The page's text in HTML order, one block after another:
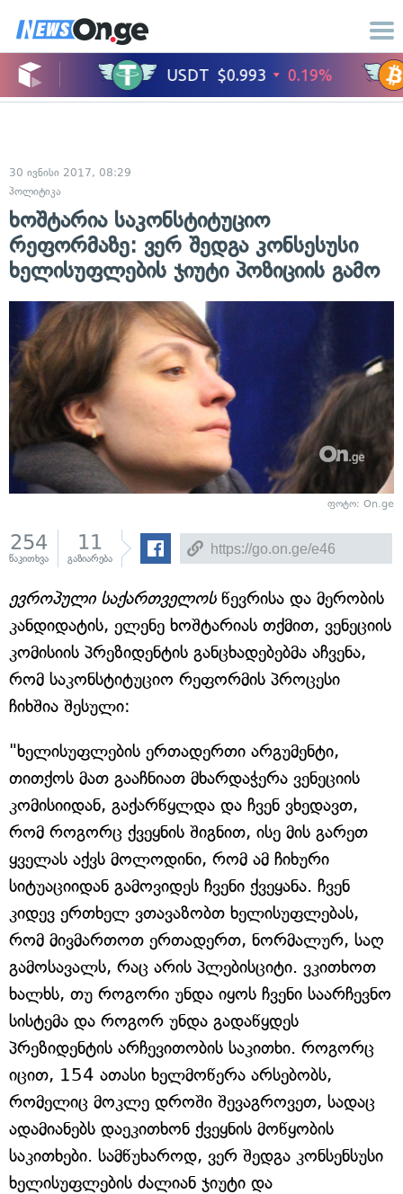
30 ივნისი 2017, 08:29
პოლიტიკა
ხოშტარია საკონსტიტუციო
რეფორმაზე: ვერ შედგა კონსესუსი
ხელისუფლების ჯიუტი პოზიციის გამო
ფოტო: On.ge
254
წაკითხვა
11
გაზიარება
ევროპული საქართველოსწევრისა და მერობის
კანდიდატის, ელენე ხოშტარიას თქმით, ვენეციის
კომისიის პრეზიდენტის განცხადებებმა აჩვენა,
რომ საკონსტიტუციო რეფორმის პროცესი
ჩიხშია შესული:
"ხელისუფლების ერთადერთი არგუმენტი,
თითქოს მათ გააჩნიათ მხარდაჭერა ვენეციის
კომისიიდან, გაქარწყლდა და ჩვენ ვხედავთ,
რომ როგორც ქვეყნის შიგნით, ისე მის გარეთ
ყველას აქვს მოლოდინი, რომ ამ ჩიხური
სიტუაციიდან გამოვიდეს ჩვენი ქვეყანა. ჩვენ
კიდევ ერთხელ ვთავაზობთ ხელისუფლებას,
რომ მივმართოთ ერთადერთ, ნორმალურ, საღ
გამოსავალს, რაც არის პლებისციტი. ვკითხოთ
ხალხს, თუ როგორი უნდა იყოს ჩვენი საარჩევნო
სისტემა და როგორ უნდა გადაწყდეს
პრეზიდენტის არჩევითობის საკითხი. როგორც
იცით, 154 ათასი ხელმოწერა არსებობს,
რომელიც მოკლე დროში შევაგროვეთ, სადაც
ადამიანებს დაეკითხონ ქვეყნის მოწყობის
საკითხები. სამწუხაროდ, ვერ შედგა კონსენსუსი
ხელისუფლების ძალიან ჯიუტი და